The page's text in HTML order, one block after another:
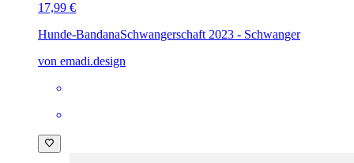
17,99 €
Hunde-BandanaSchwangerschaft 2023 - Schwanger
von emadi.design